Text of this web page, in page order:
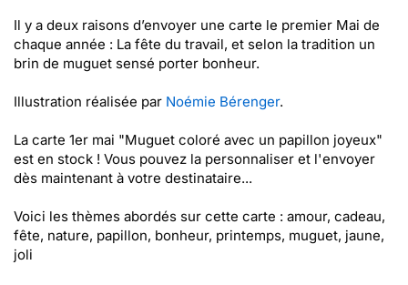
Il y a deux raisons d’envoyer une carte le premier Mai de
chaque année : La fête du travail, et selon la tradition un
brin de muguet sensé porter bonheur.
Illustration réalisée par Noémie Bérenger.
La carte 1er mai "Muguet coloré avec un papillon joyeux"
est en stock ! Vous pouvez la personnaliser et l'envoyer
dès maintenant à votre destinataire...
Voici les thèmes abordés sur cette carte : amour, cadeau,
fête, nature, papillon, bonheur, printemps, muguet, jaune,
joli